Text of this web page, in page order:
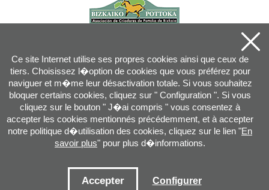
info@pottoka.info
Conditions d'Utilisation-Politique de Privacité-Politique des Cookies
Ce site Internet utilise ses propres cookies ainsi que ceux de
tiers. Choisissez l�option de cookies que vous préférez pour
naviguer et m�me leur désactivation totale. Si vous souhaitez
bloquer certains cookies, cliquez sur " Configuration ". Si vous
cliquez sur le bouton " J�ai compris " vous consentez à
accepter les cookies mentionnés précédemment, et à accepter
notre politique d�utilisation des cookies, cliquez sur le lien "En
savoir plus" pour plus d�informations.
Accepter Configurer